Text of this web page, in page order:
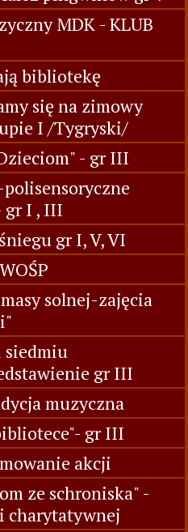
MDK - KLUB
bibliotekę
się na zimowy
I /Tygryski/
- gr III
polisensoryczne
gr I , III
gr I, V, VI
solnej-zajęcia
siedmiu
gr III
muzyczna
gr III
akcji
ze schroniska" -
charytatywnej